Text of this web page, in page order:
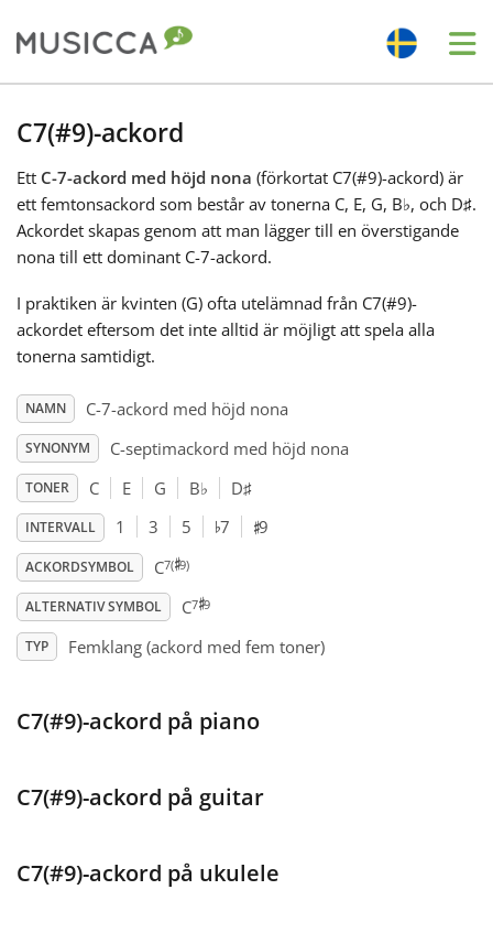
Български
Dansk
Deutsch
Español
Français
한국어
Polski
C7(#9)-ackord
Ett C-7-ackord med höjd nona (förkortat C7(#9)-ackord) är
ett femtonsackord som består av tonerna C, E, G, B♭, och D♯.
Ackordet skapas genom att man lägger till en överstigande
nona till ett dominant C-7-ackord.
I praktiken är kvinten (G) ofta utelämnad från C7(#9)-
ackordet eftersom det inte alltid är möjligt att spela alla
tonerna samtidigt.
NAMN C-7-ackord med höjd nona
SYNONYM C-septimackord med höjd nona
TONER C E G B♭ D♯
INTERVALL 1 3 5 ♭7 ♯9
ACKORDSYMBOL C7(♯9)
ALTERNATIV SYMBOL C7♯9
TYP Femklang (ackord med fem toner)
C7(#9)-ackord på piano
C7(#9)-ackord på guitar
C7(#9)-ackord på ukulele